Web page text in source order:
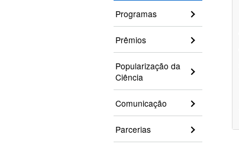
Programas
Prêmios
Popularização da
Ciência
Comunicação
Parcerias